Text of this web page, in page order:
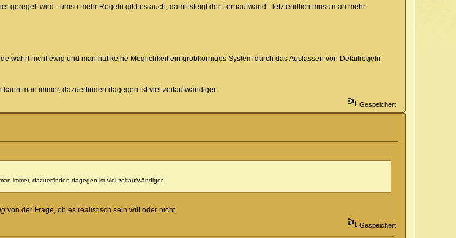
geregelt wird - umso mehr Regeln gibt es auch, damit steigt der Lernaufwand - letztendlich muss man mehr
währt nicht ewig und man hat keine Möglichkeit ein grobkörniges System durch das Auslassen von Detailregeln
man immer, dazuerfinden dagegen ist viel zeitaufwändiger.
Gespeichert
immer, dazuerfinden dagegen ist viel zeitaufwändiger.
von der Frage, ob es realistisch sein will oder nicht.
Gespeichert